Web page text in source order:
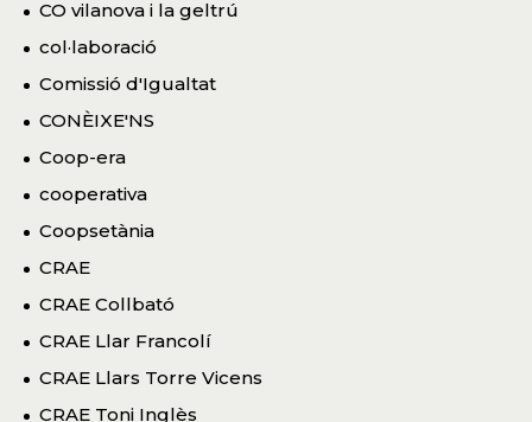
CO vilanova i la geltrú
col·laboració
Comissió d'Igualtat
CONÈIXE'NS
Coop-era
cooperativa
Coopsetània
CRAE
CRAE Collbató
CRAE Llar Francolí
CRAE Llars Torre Vicens
CRAE Toni Inglès